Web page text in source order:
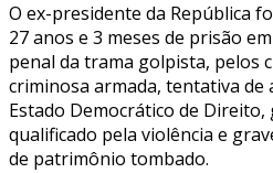
O ex-presidente da República
27 anos e 3 meses de prisão
penal da trama golpista, pelos
criminosa armada, tentativa de
Estado Democrático de Direito,
qualificado pela violência e
de patrimônio tombado.